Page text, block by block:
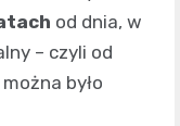
od dnia, w
– czyli od
było